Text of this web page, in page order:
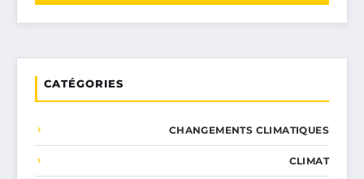
CATÉGORIES
CHANGEMENTS CLIMATIQUES
CLIMAT